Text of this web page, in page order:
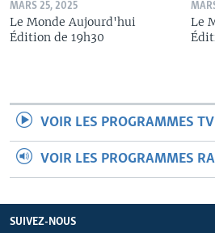
MARS 25, 2025
Le Monde Aujourd'hui
Édition de 19h30
Le
VOIR LES PROGRAMMES TV
VOIR LES PROGRAMMES
SUIVEZ-NOUS